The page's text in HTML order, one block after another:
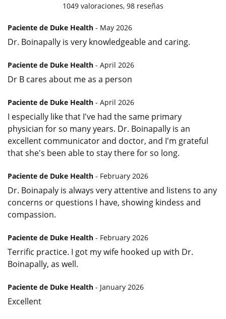
1049 valoraciones, 98 reseñas
Paciente de Duke Health - May 2026
Dr. Boinapally is very knowledgeable and caring.
Paciente de Duke Health - April 2026
Dr B cares about me as a person
Paciente de Duke Health - April 2026
I especially like that I've had the same primary
physician for so many years. Dr. Boinapally is an
excellent communicator and doctor, and I'm grateful
that she's been able to stay there for so long.
Paciente de Duke Health - February 2026
Dr. Boinapaly is always very attentive and listens to any
concerns or questions I have, showing kindess and
compassion.
Paciente de Duke Health - February 2026
Terrific practice. I got my wife hooked up with Dr.
Boinapally, as well.
Paciente de Duke Health - January 2026
Excellent